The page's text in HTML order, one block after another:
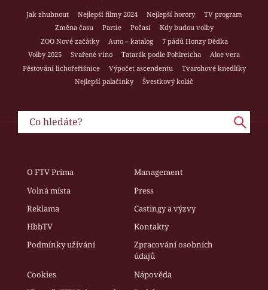
Jak zhubnout Nejlepší filmy 2024 Nejlepší horory
TV program
Změna času
Partie Počasí
Kdy budou volby
ZOO Nové začátky
Auto – katalog
7 pádů Honzy Dědka
Volby 2025
Svařené víno Tatarák podle Pohlreicha
Aloe vera
Pěstování lichořeřišnice
Výpočet ascendentu
Tvarohové knedlíky
Nejlepší palačinky
Švestkový koláč
O FTV Prima
Management
Volná místa
Press
Reklama
Castingy a výzvy
HbbTV
Kontakty
Podmínky užívání
Zpracování osobních
údajů
Cookies
Nápověda